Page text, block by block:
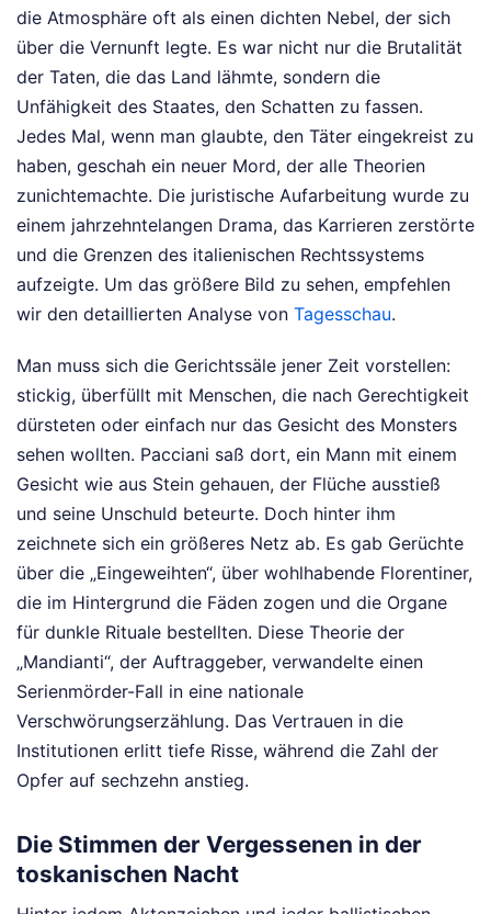
die Atmosphäre oft als einen dichten Nebel, der sich
über die Vernunft legte. Es war nicht nur die Brutalität
der Taten, die das Land lähmte, sondern die
Unfähigkeit des Staates, den Schatten zu fassen.
Jedes Mal, wenn man glaubte, den Täter eingekreist zu
haben, geschah ein neuer Mord, der alle Theorien
zunichtemachte. Die juristische Aufarbeitung wurde zu
einem jahrzehntelangen Drama, das Karrieren zerstörte
und die Grenzen des italienischen Rechtssystems
aufzeigte. Um das größere Bild zu sehen, empfehlen
wir den detaillierten Analyse von Tagesschau.
Man muss sich die Gerichtssäle jener Zeit vorstellen:
stickig, überfüllt mit Menschen, die nach Gerechtigkeit
dürsteten oder einfach nur das Gesicht des Monsters
sehen wollten. Pacciani saß dort, ein Mann mit einem
Gesicht wie aus Stein gehauen, der Flüche ausstieß
und seine Unschuld beteurte. Doch hinter ihm
zeichnete sich ein größeres Netz ab. Es gab Gerüchte
über die „Eingeweihten“, über wohlhabende Florentiner,
die im Hintergrund die Fäden zogen und die Organe
für dunkle Rituale bestellten. Diese Theorie der
„Mandianti“, der Auftraggeber, verwandelte einen
Serienmörder-Fall in eine nationale
Verschwörungserzählung. Das Vertrauen in die
Institutionen erlitt tiefe Risse, während die Zahl der
Opfer auf sechzehn anstieg.
Die Stimmen der Vergessenen in der
toskanischen Nacht